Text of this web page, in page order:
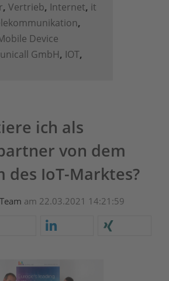
, Vertrieb, Internet, it
,
Device
GmbH, IOT,
ich als
von dem
des IoT-Marktes?
am 22.03.2021 14:21:59